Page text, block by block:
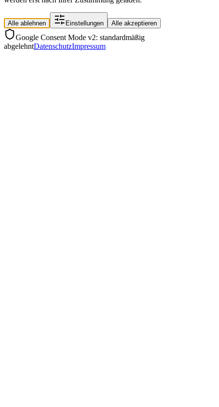
Alle ablehnen Einstellungen Alle akzeptieren
Google Consent Mode v2: standardmäßig
abgelehntDatenschutzImpressum